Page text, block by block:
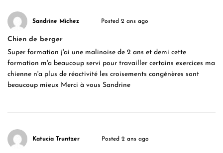
Sandrine Michez Posted 2 ans ago
Chien de berger
Super formation j'ai une malinoise de 2 ans et demi cette
formation m'a beaucoup servi pour travailler certains exercices ma
chienne n'a plus de réactivité les croisements congénères sont
beaucoup mieux Merci à vous Sandrine
Katucia Truntzer Posted 2 ans ago